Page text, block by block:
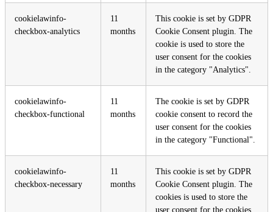
cookielawinfo-
checkbox-analytics
11
months
This cookie is set by GDPR
Cookie Consent plugin. The
cookie is used to store the
user consent for the cookies
in the category "Analytics".
cookielawinfo-
checkbox-functional
11
months
The cookie is set by GDPR
cookie consent to record the
user consent for the cookies
in the category "Functional".
cookielawinfo-
checkbox-necessary
11
months
This cookie is set by GDPR
Cookie Consent plugin. The
cookies is used to store the
user consent for the cookies